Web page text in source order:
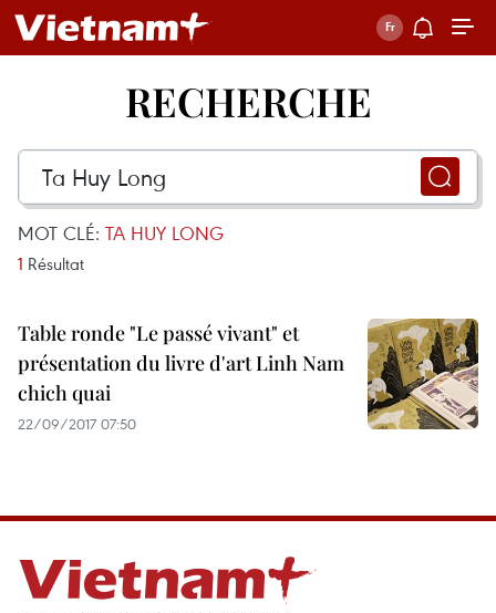
RECHERCHE
MOT CLÉ: TA HUY LONG
1 Résultat
Table ronde "Le passé vivant" et
présentation du livre d'art Linh Nam
chich quai
22/09/2017 07:50